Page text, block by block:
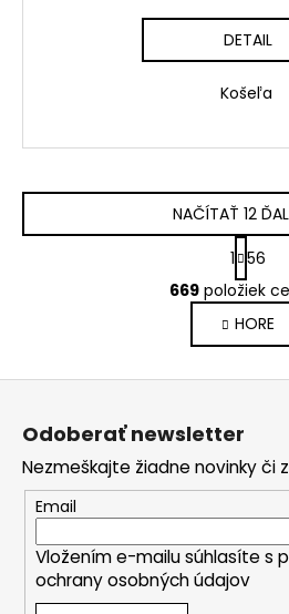
DETAIL
Košeľa
O
v
l
á
d
e
p
r
v
k
y
NAČÍTAŤ 12
S
t
r
á
n
k
e
1 56
669položiek
HORE
Z
Odoberať newsletter
Nezmeškajte žiadne novinky či
Email
Vložením e-mailu súhlasíte s
ochrany osobných údajov